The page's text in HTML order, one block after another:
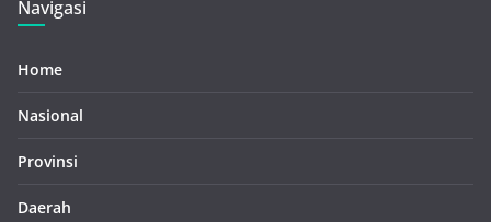
Navigasi
Home
Nasional
Provinsi
Daerah